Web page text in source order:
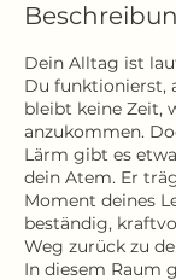
Dein Alltag ist
Du funktionierst,
bleibt keine Zeit,
anzukommen.
Lärm gibt es
dein Atem. Er
Moment deines
beständig,
Weg zurück zu
In diesem Raum